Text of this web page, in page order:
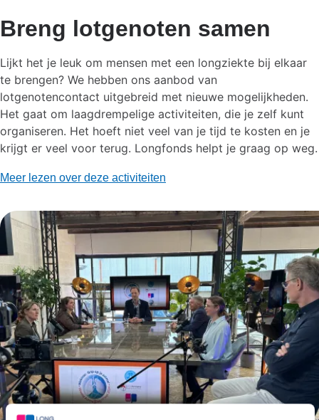
Breng lotgenoten samen
Lijkt het je leuk om mensen met een longziekte bij elkaar
te brengen? We hebben ons aanbod van
lotgenotencontact uitgebreid met nieuwe mogelijkheden.
Het gaat om laagdrempelige activiteiten, die je zelf kunt
organiseren. Het hoeft niet veel van je tijd te kosten en je
krijgt er veel voor terug. Longfonds helpt je graag op weg.
Meer lezen over deze activiteiten